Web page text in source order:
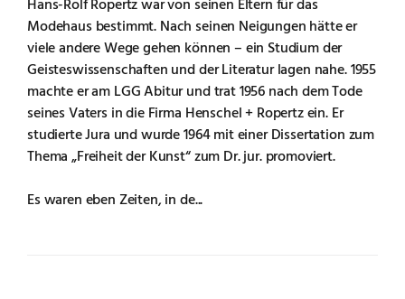
Modehaus bestimmt. Nach seinen Neigungen hätte er
viele andere Wege gehen können – ein Studium der
Geisteswissenschaften und der Literatur lagen nahe. 1955
machte er am LGG Abitur und trat 1956 nach dem Tode
seines Vaters in die Firma Henschel + Ropertz ein. Er
studierte Jura und wurde 1964 mit einer Dissertation zum
Thema „Freiheit der Kunst“ zum Dr. jur. promoviert.
Es waren eben Zeiten, in de...